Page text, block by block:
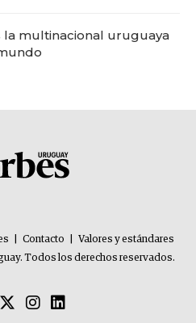
la multinacional uruguaya
Contacto
Valores y estándares
Todos los derechos reservados.